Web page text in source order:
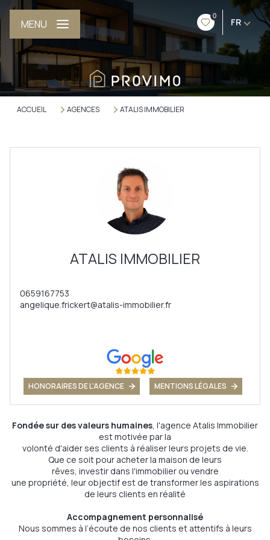
0
FR
MENU
ACCUEIL AGENCES ATALIS IMMOBILIER
ATALIS IMMOBILIER
0659167753
angelique.frickert@atalis-immobilier.fr
HONORAIRES DE L'AGENCE MENTIONS LÉGALES
Fondée sur des valeurs humaines, l'agence Atalis Immobilier
est motivée par la
volonté d'aiderses clients à réaliser leurs projets de vie.
Que ce soit pour acheterla maison de leurs
rêves, investir dans l'immobilier ou vendre
une propriété, leur objectif est de transformer les aspirations
de leurs clients en réalité
Accompagnement personnalisé
Nous sommes à l’écoute de nos clients et attentifs à leurs